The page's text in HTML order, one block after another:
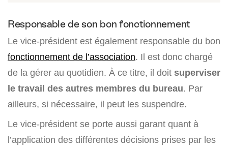
Responsable de son bon fonctionnement
Le vice-président est également responsable du bon
fonctionnement de l’association. Il est donc chargé
de la gérer au quotidien. À ce titre, il doit superviser
le travail des autres membres du bureau. Par
ailleurs, si nécessaire, il peut les suspendre.
Le vice-président se porte aussi garant quant à
l’application des différentes décisions prises par les